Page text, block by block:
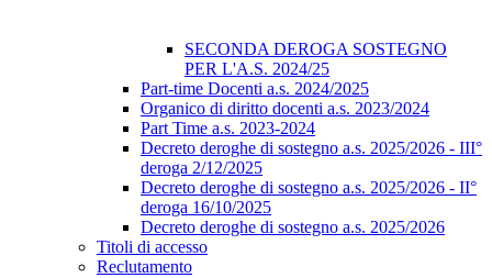
SECONDA DEROGA SOSTEGNO
PER L'A.S. 2024/25
Part-time Docenti a.s. 2024/2025
Organico di diritto docenti a.s. 2023/2024
Part Time a.s. 2023-2024
Decreto deroghe di sostegno a.s. 2025/2026 - III°
deroga 2/12/2025
Decreto deroghe di sostegno a.s. 2025/2026 - II°
deroga 16/10/2025
Decreto deroghe di sostegno a.s. 2025/2026
Titoli di accesso
Reclutamento